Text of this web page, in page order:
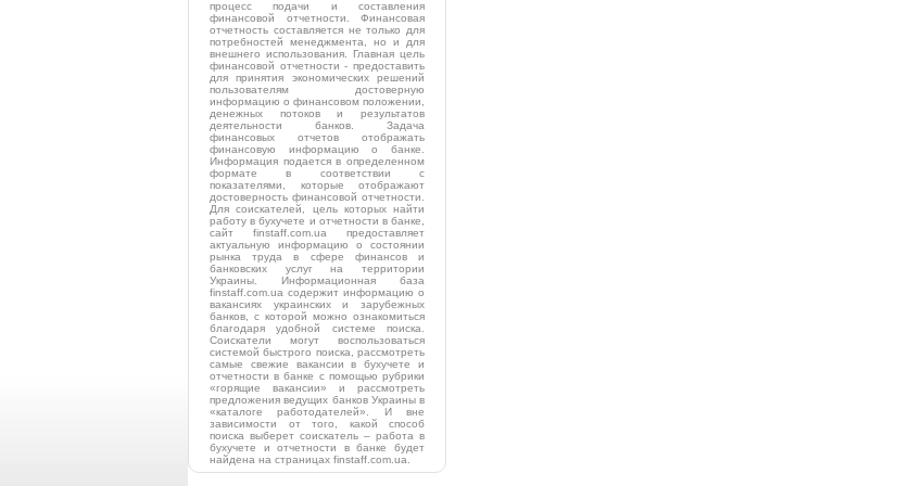
процесс подачи и составления
финансовой отчетности. Финансовая
отчетность составляется не только для
потребностей менеджмента, но и для
внешнего использования. Главная цель
финансовой отчетности - предоставить
для принятия экономических решений
пользователям достоверную
информацию о финансовом положении,
денежных потоков и результатов
деятельности банков. Задача
финансовых отчетов отображать
финансовую информацию о банке.
Информация подается в определенном
формате в соответствии с
показателями, которые отображают
достоверность финансовой отчетности.
Для соискателей, цель которых найти
работу в бухучете и отчетности в банке,
сайт finstaff.com.ua предоставляет
актуальную информацию о состоянии
рынка труда в сфере финансов и
банковских услуг на территории
Украины. Информационная база
finstaff.com.ua содержит информацию о
вакансиях украинских и зарубежных
банков, с которой можно ознакомиться
благодаря удобной системе поиска.
Соискатели могут воспользоваться
системой быстрого поиска, рассмотреть
самые свежие вакансии в бухучете и
отчетности в банке с помощью рубрики
«горящие вакансии» и рассмотреть
предложения ведущих банков Украины в
«каталоге работодателей». И вне
зависимости от того, какой способ
поиска выберет соискатель – работа в
бухучете и отчетности в банке будет
найдена на страницах finstaff.com.ua.